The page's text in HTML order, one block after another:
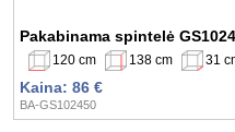
Pakabinama spintelė
120 cm 138 cm 31
Kaina: 86 €
BA-GS102450